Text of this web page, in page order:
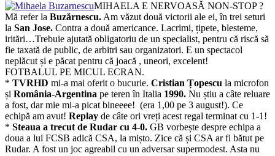
MIHAELA E NERVOASĂ NON-STOP ?
Mă refer la Buzărnescu. Am văzut două victorii ale ei, în trei seturi
la San Jose. Contra a două americance. Lacrimi, țipete, blesteme,
iritări…Trebuie ajutată obligatoriu de un specialist, pentru că riscă să
fie taxată de public, de arbitri sau organizatori. E un spectacol
neplăcut și e păcat pentru că joacă , uneori, excelent!
FOTBALUL PE MICUL ECRAN.
* TVRHD mi-a mai oferit o bucurie. Cristian Țopescu la microfon
și România-Argentina pe teren în Italia 1990. Nu știu a câte reluare
a fost, dar mie mi-a picat bineeee! (era 1,00 pe 3 august!). Ce
echipă am avut! Replay de câte ori vreți acest regal terminat cu 1-1!
* Steaua a trecut de Rudar cu 4-0. GB vorbește despre echipa a
doua a lui FCSB adică CSA, la mișto. Zice că și CSA ar fi bătut pe
Rudar. A fost un joc agreabil cu un adversar supermodest. Asta nu